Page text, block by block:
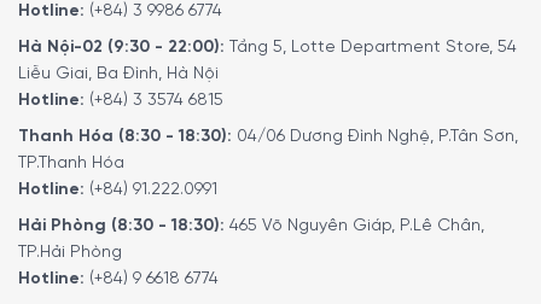
Hotline: (+84) 3 9986 6774
Hà Nội-02 (9:30 - 22:00): Tầng 5, Lotte Department Store, 54
Liễu Giai, Ba Đình, Hà Nội
Hotline: (+84) 3 3574 6815
Thanh Hóa (8:30 - 18:30): 04/06 Dương Đình Nghệ, P.Tân Sơn,
TP.Thanh Hóa
Hotline: (+84) 91.222.0991
Hải Phòng (8:30 - 18:30): 465 Võ Nguyên Giáp, P.Lê Chân,
TP.Hải Phòng
Hotline: (+84) 9 6618 6774